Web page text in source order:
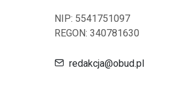
NIP: 5541751097
REGON: 340781630
redakcja@obud.pl